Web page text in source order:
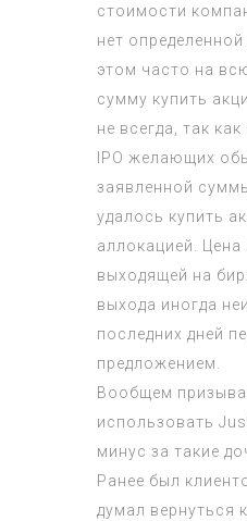
стоимости
нет
этом часто на
сумму купить
не всегда, так
IPO желающих
заявленной
удалось купить
аллокацией.
выходящей на
выхода иногда
последних дней
предложением.
Вообщем
использовать
минус за такие
Ранее был
думал вернуться